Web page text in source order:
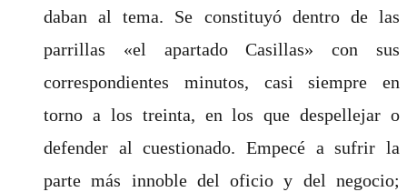
daban al tema. Se constituyó dentro de las
parrillas «el apartado Casillas» con sus
correspondientes minutos, casi siempre en
torno a los treinta, en los que despellejar o
defender al cuestionado. Empecé a sufrir la
parte más innoble del oficio y del negocio;